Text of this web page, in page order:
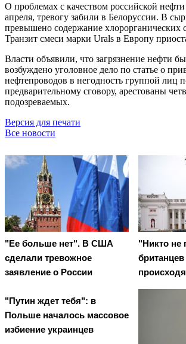
О проблемах с качеством российской нефти
апреля, тревогу забили в Белоруссии. В
превышено содержание хлорорганических
Транзит смеси марки Urals в Европу
Власти объявили, что загрязнение нефти
возбуждено уголовное дело по статье о
нефтепроводов в негодность группой лиц
предварительному сговору, арестованы
подозреваемых.
Версия для печати
Все новости
"Ее больше нет". В США
сделали тревожное
заявление о России
"Никто не
"Путин ждет тебя": в
Польше началось массовое
избиение украинцев